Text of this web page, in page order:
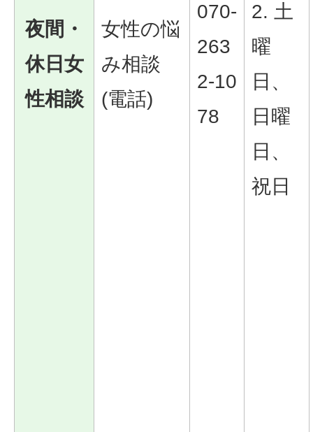
夜間・
休日女
性相談
女性の悩
み相談
(電話)
070-
263
2-10
78
2. 土
曜
日、
日曜
日、
祝日